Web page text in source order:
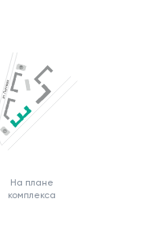
На плане
комплекса